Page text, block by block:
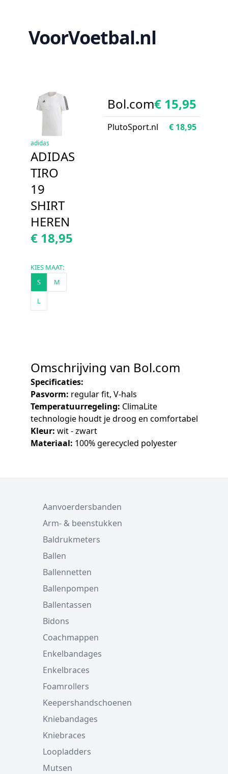
VoorVoetbal.nl
adidas
ADIDAS
TIRO
19
SHIRT
HEREN
€ 18,95
KIES MAAT:
S
M
L
Bol.com€ 15,95
PlutoSport.nl € 18,95
Omschrijving van Bol.com
Specificaties:
Pasvorm: regular fit, V-hals
Temperatuurregeling: ClimaLite
technologie houdt je droog en comfortabel
Kleur: wit - zwart
Materiaal: 100% gerecycled polyester
Aanvoerdersbanden
Arm- & beenstukken
Baldrukmeters
Ballen
Ballennetten
Ballenpompen
Ballentassen
Bidons
Coachmappen
Enkelbandages
Enkelbraces
Foamrollers
Keepershandschoenen
Kniebandages
Kniebraces
Loopladders
Mutsen